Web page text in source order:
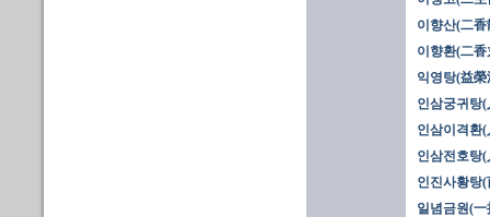
이향산(二
이향환(二香
익영탕(益榮
인삼궁귀탕
인삼이격환
인삼전호탕
인진사황탕
일념금원(